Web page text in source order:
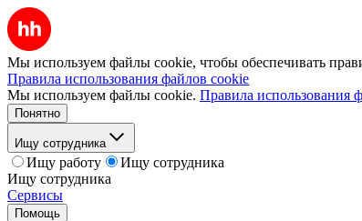
Мы используем файлы cookie, чтобы обеспечивать
Правила использования файлов cookie
Мы используем файлы cookie. Правила использования
Понятно
Ищу сотрудника
Ищу работу
Ищу сотрудника
Ищу сотрудника
Сервисы
Помощь